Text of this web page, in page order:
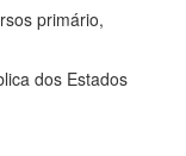
primário,
dos Estados